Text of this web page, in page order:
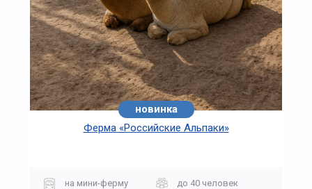
новинка
Ферма «Российские Альпаки»
на мини-ферму до 40 человек